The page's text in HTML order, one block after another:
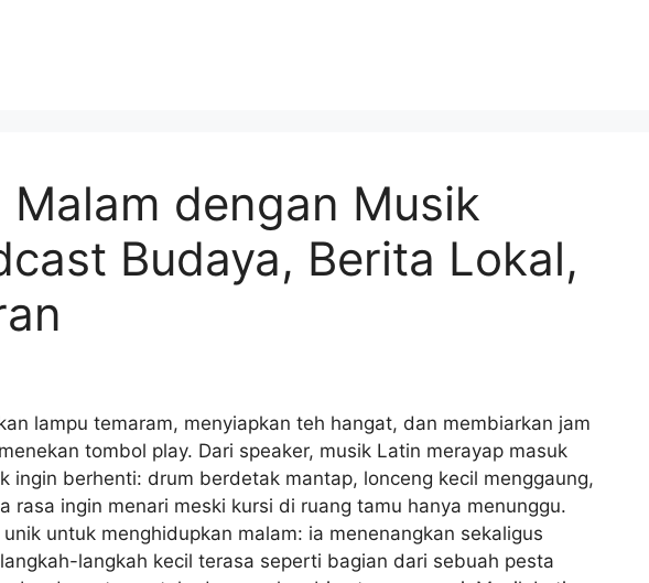
Malam dengan Musik
Budaya, Berita Lokal,
lampu temaram, menyiapkan teh hangat, dan membiarkan jam
tombol play. Dari speaker, musik Latin merayap masuk
ingin berhenti: drum berdetak mantap, lonceng kecil menggaung,
rasa ingin menari meski kursi di ruang tamu hanya menunggu.
untuk menghidupkan malam: ia menenangkan sekaligus
langkah kecil terasa seperti bagian dari sebuah pesta